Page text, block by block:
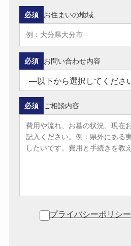
お住まいの地域
必須
お問い合わせ内容
必須
ご相談内容
必須
プライバシーポリシー